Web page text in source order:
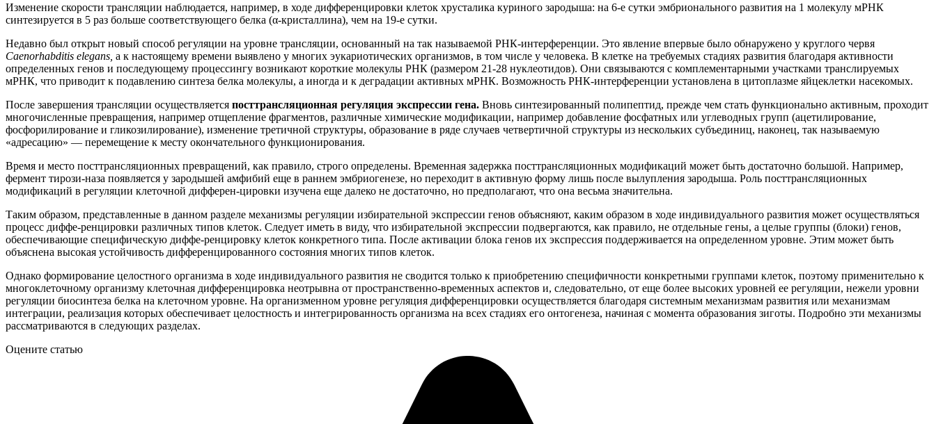
Изменение скорости трансляции наблюдается, например, в ходе дифференцировки клеток хрусталика куриного зародыша: на 6-е сутки эмбрионального развития на 1 молекулу мРНК
синтезируется в 5 раз больше соответствующего белка (α-кристаллина), чем на 19-е сутки.
Недавно был открыт новый способ регуляции на уровне трансляции, основанный на так называемой РНК-интерференции. Это явление впервые было обнаружено у круглого червя
Caenorhabditis elegans, а к настоящему времени выявлено у многих эукариотических организмов, в том числе у человека. В клетке на требуемых стадиях развития благодаря активности
определенных генов и последующему процессингу возникают короткие молекулы РНК (размером 21-28 нуклеотидов). Они связываются с комплементарными участками транслируемых
мРНК, что приводит к подавлению синтеза белка молекулы, а иногда и к деградации активных мРНК. Возможность РНК-интерференции установлена в цитоплазме яйцеклетки насекомых.
После завершения трансляции осуществляется посттрансляционная регуляция экспрессии гена. Вновь синтезированный полипептид, прежде чем стать функционально активным, проходит
многочисленные превращения, например отщепление фрагментов, различные химические модификации, например добавление фосфатных или углеводных групп (ацетилирование,
фосфорилирование и гликозилирование), изменение третичной структуры, образование в ряде случаев четвертичной структуры из нескольких субъединиц, наконец, так называемую
«адресацию» — перемещение к месту окончательного функционирования.
Время и место посттрансляционных превращений, как правило, строго определены. Временная задержка посттрансляционных модификаций может быть достаточно большой. Например,
фермент тирози-наза появляется у зародышей амфибий еще в раннем эмбриогенезе, но переходит в активную форму лишь после вылупления зародыша. Роль посттрансляционных
модификаций в регуляции клеточной дифферен-цировки изучена еще далеко не достаточно, но предполагают, что она весьма значительна.
Таким образом, представленные в данном разделе механизмы регуляции избирательной экспрессии генов объясняют, каким образом в ходе индивидуального развития может осуществляться
процесс диффе-ренцировки различных типов клеток. Следует иметь в виду, что избирательной экспрессии подвергаются, как правило, не отдельные гены, а целые группы (блоки) генов,
обеспечивающие специфическую диффе-ренцировку клеток конкретного типа. После активации блока генов их экспрессия поддерживается на определенном уровне. Этим может быть
объяснена высокая устойчивость дифференцированного состояния многих типов клеток.
Однако формирование целостного организма в ходе индивидуального развития не сводится только к приобретению специфичности конкретными группами клеток, поэтому применительно к
многоклеточному организму клеточная дифференцировка неотрывна от пространственно-временных аспектов и, следовательно, от еще более высоких уровней ее регуляции, нежели уровни
регуляции биосинтеза белка на клеточном уровне. На организменном уровне регуляция дифференцировки осуществляется благодаря системным механизмам развития или механизмам
интеграции, реализация которых обеспечивает целостность и интегрированность организма на всех стадиях его онтогенеза, начиная с момента образования зиготы. Подробно эти механизмы
рассматриваются в следующих разделах.
Оцените статью